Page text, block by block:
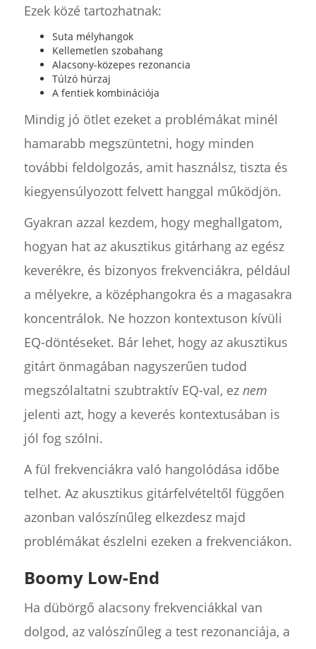
Ezek közé tartozhatnak:
Suta mélyhangok
Kellemetlen szobahang
Alacsony-közepes rezonancia
Túlzó húrzaj
A fentiek kombinációja
Mindig jó ötlet ezeket a problémákat minél
hamarabb megszüntetni, hogy minden
további feldolgozás, amit használsz, tiszta és
kiegyensúlyozott felvett hanggal működjön.
Gyakran azzal kezdem, hogy meghallgatom,
hogyan hat az akusztikus gitárhang az egész
keverékre, és bizonyos frekvenciákra, például
a mélyekre, a középhangokra és a magasakra
koncentrálok. Ne hozzon kontextuson kívüli
EQ-döntéseket. Bár lehet, hogy az akusztikus
gitárt önmagában nagyszerűen tudod
megszólaltatni szubtraktív EQ-val, ez nem
jelenti azt, hogy a keverés kontextusában is
jól fog szólni.
A fül frekvenciákra való hangolódása időbe
telhet. Az akusztikus gitárfelvételtől függően
azonban valószínűleg elkezdesz majd
problémákat észlelni ezeken a frekvenciákon.
Boomy Low-End
Ha dübörgő alacsony frekvenciákkal van
dolgod, az valószínűleg a test rezonanciája, a